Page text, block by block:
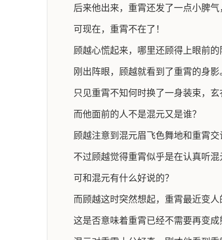
后来他出来，重霄还发了一点小脾
可现在，重霄不在了！
顾越心慌起来，哪里还顾得上眼前的
刚出阵眼，顾越就看到了重霄的身影
只见重霄不知何时换了一身装束，
而他面前的人不是混元又是谁？
顾越注意到混元眉飞色舞地和重霄
不过顾越觉得重霄似乎是在认真听混
可和混元有什么好说的？
而顾越这时突然想起，重霄最近变
这是否意味着重霄已经不需要再变